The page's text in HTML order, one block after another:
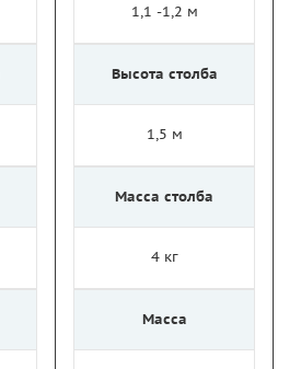
1,1 -1,2 м
Высота столба
1,5 м
Масса столба
4 кг
Масса